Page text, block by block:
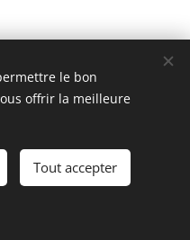
Seraing Belgique
le bon
offrir la meilleure
Tout accepter